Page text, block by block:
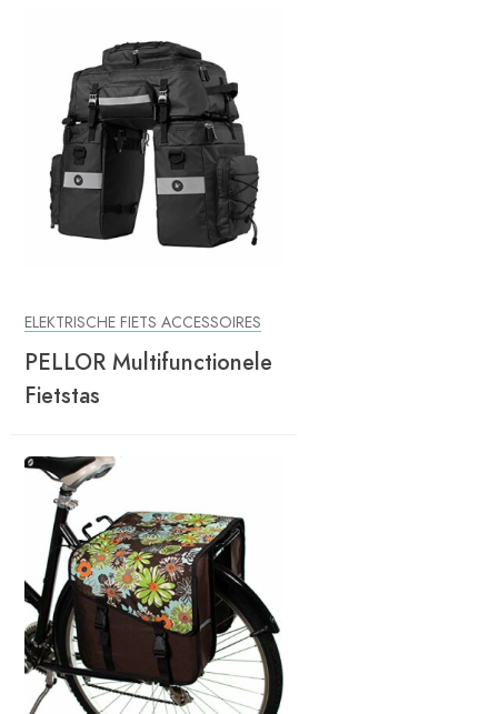
ELEKTRISCHE FIETS ACCESSOIRES
PELLOR Multifunctionele
Fietstas